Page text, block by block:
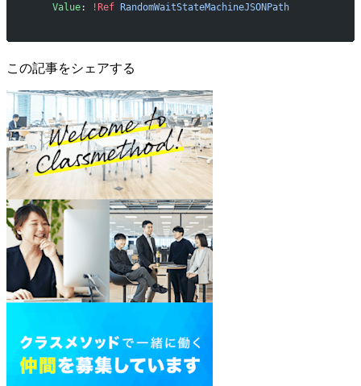
    Value
: !Ref RandomWaitStateMachineJSONPath
この記事をシェアする